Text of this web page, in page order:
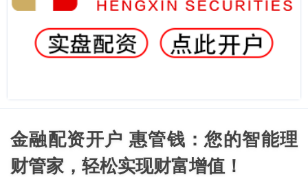
金融配资开户 惠管钱：您的智能理
财管家，轻松实现财富增值！